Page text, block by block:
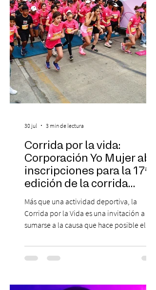
Corrida por la vida:
Corporación Yo Mujer abre
inscripciones para la 17ª
edición de la corrida
solidaria
Más que una actividad deportiva, la
Corrida por la Vida es una invitación a
sumarse a la causa que hace posible el
desarrolla durante todo el año: brindar
orientación, contención y apoyo
experiencia del cáncer de mama y a sus
30 jul 3 min de lectura